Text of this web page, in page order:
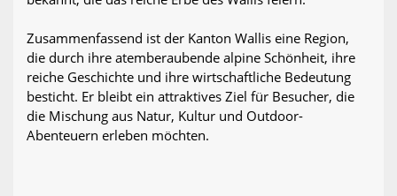
Zusammenfassend ist der Kanton Wallis eine Region,
die durch ihre atemberaubende alpine Schönheit, ihre
reiche Geschichte und ihre wirtschaftliche Bedeutung
besticht. Er bleibt ein attraktives Ziel für Besucher, die
die Mischung aus Natur, Kultur und Outdoor-
Abenteuern erleben möchten.